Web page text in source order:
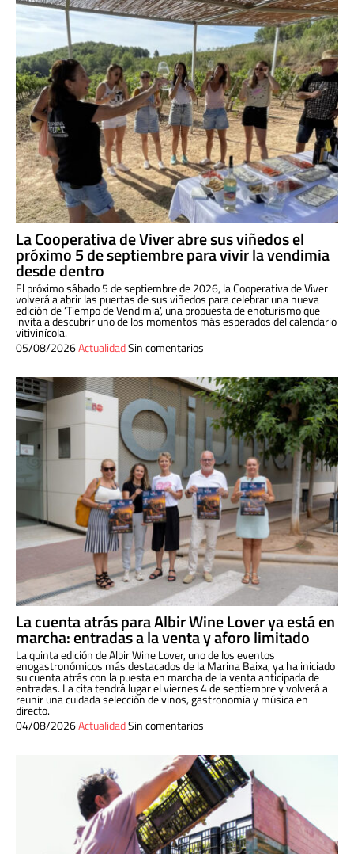
La Cooperativa de Viver abre sus viñedos el
próximo 5 de septiembre para vivir la vendimia
desde dentro
El próximo sábado 5 de septiembre de 2026, la Cooperativa de Viver
volverá a abrir las puertas de sus viñedos para celebrar una nueva
edición de ‘Tiempo de Vendimia’, una propuesta de enoturismo que
invita a descubrir uno de los momentos más esperados del calendario
vitivinícola.
05/08/2026ActualidadSin comentarios
La cuenta atrás para Albir Wine Lover ya está en
marcha: entradas a la venta y aforo limitado
La quinta edición de Albir Wine Lover, uno de los eventos
enogastronómicos más destacados de la Marina Baixa, ya ha iniciado
su cuenta atrás con la puesta en marcha de la venta anticipada de
entradas. La cita tendrá lugar el viernes 4 de septiembre y volverá a
reunir una cuidada selección de vinos, gastronomía y música en
directo.
04/08/2026ActualidadSin comentarios